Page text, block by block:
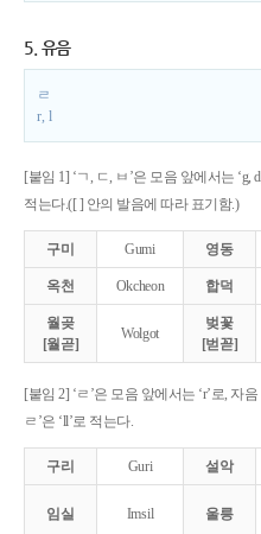
5. 유음
ㄹ
r, l
[붙임 1] ‘ㄱ, ㄷ, ㅂ’은 모음 앞에서는 ‘g,
적는다.([ ] 안의 발음에 따라 표기함.)
구미 Gumi 영동
옥천 Okcheon 합덕
월곶
[월곧]
Wolgot
벚꽃
[벋꼳]
[붙임 2] ‘ㄹ’은 모음 앞에서는 ‘r’로, 자
ㄹ’은 ‘ll’로 적는다.
구리 Guri 설악
임실 Imsil 울릉